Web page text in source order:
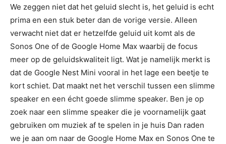
We zeggen niet dat het geluid slecht is, het geluid is echt
prima en een stuk beter dan de vorige versie. Alleen
verwacht niet dat er hetzelfde geluid uit komt als de
Sonos One of de Google Home Max waarbij de focus
meer op de geluidskwaliteit ligt. Wat je namelijk merkt is
dat de Google Nest Mini vooral in het lage een beetje te
kort schiet. Dat maakt net het verschil tussen een slimme
speaker en een écht goede slimme speaker. Ben je op
zoek naar een slimme speaker die je voornamelijk gaat
gebruiken om muziek af te spelen in je huis Dan raden
we je aan om naar de Google Home Max en Sonos One te